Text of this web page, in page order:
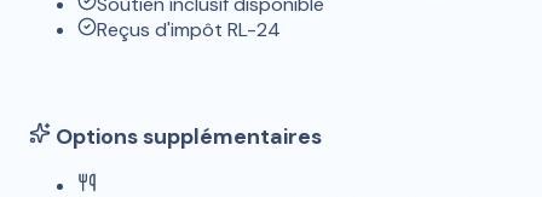
Reçus d'impôt RL-24
Options supplémentaires